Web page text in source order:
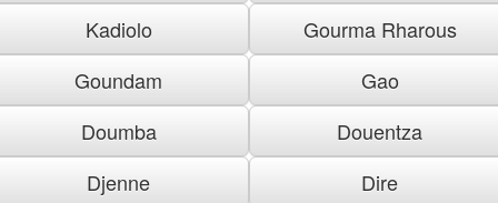
Kadiolo
Gourma Rharous
Goundam
Gao
Doumba
Douentza
Djenne
Dire